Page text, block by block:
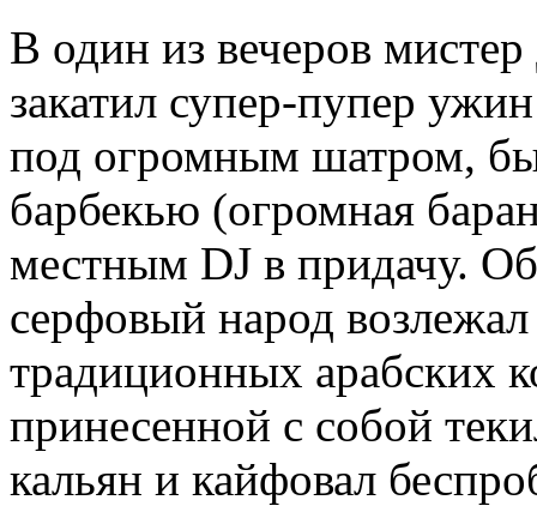
В один из вечеров
закатил супер-пупер
под огромным шатром,
барбекью (огромная
местным DJ в придачу.
серфовый народ
традиционных арабских
принесенной с собой
кальян и кайфовал